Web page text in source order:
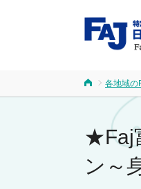
各地域の
★Faj
ン～